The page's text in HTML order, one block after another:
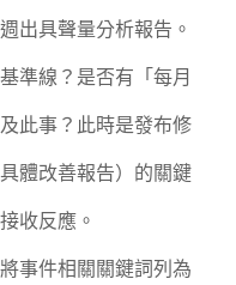
週出具聲量分析報告。
準線？是否有「每月
此事？此時是發布修
體改善報告）的關鍵
收反應。
將事件相關關鍵詞列為